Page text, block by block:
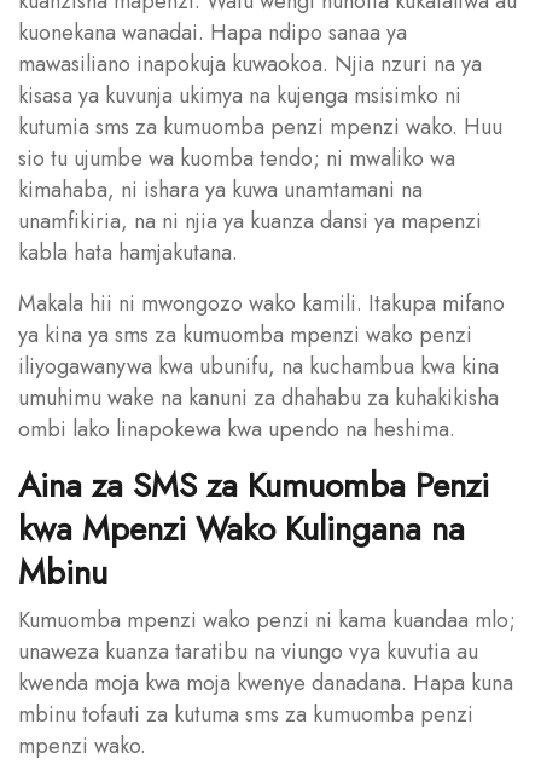
kuonekana wanadai. Hapa ndipo sanaa ya
mawasiliano inapokuja kuwaokoa. Njia nzuri na ya
kisasa ya kuvunja ukimya na kujenga msisimko ni
kutumia sms za kumuomba penzi mpenzi wako. Huu
sio tu ujumbe wa kuomba tendo; ni mwaliko wa
kimahaba, ni ishara ya kuwa unamtamani na
unamfikiria, na ni njia ya kuanza dansi ya mapenzi
kabla hata hamjakutana.
Makala hii ni mwongozo wako kamili. Itakupa mifano
ya kina ya sms za kumuomba mpenzi wako penzi
iliyogawanywa kwa ubunifu, na kuchambua kwa kina
umuhimu wake na kanuni za dhahabu za kuhakikisha
ombi lako linapokewa kwa upendo na heshima.
Aina za SMS za Kumuomba Penzi
kwa Mpenzi Wako Kulingana na
Mbinu
Kumuomba mpenzi wako penzi ni kama kuandaa mlo;
unaweza kuanza taratibu na viungo vya kuvutia au
kwenda moja kwa moja kwenye danadana. Hapa kuna
mbinu tofauti za kutuma sms za kumuomba penzi
mpenzi wako.